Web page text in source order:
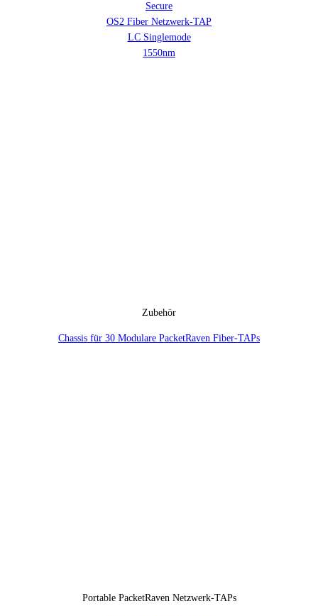
Secure
OS2 Fiber Netzwerk-TAP
LC Singlemode
1550nm
Zubehör
Chassis für 30 Modulare PacketRaven Fiber-TAPs
Portable PacketRaven Netzwerk-TAPs